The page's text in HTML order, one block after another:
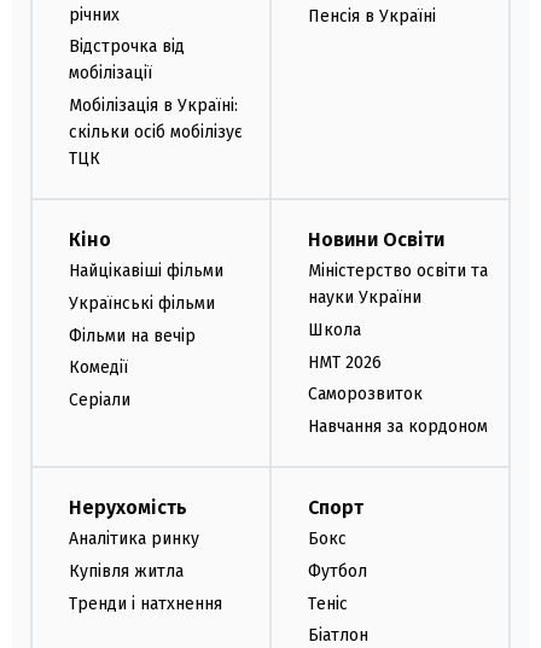
річних
Відстрочка від
мобілізації
Мобілізація в Україні:
скільки осіб мобілізує
ТЦК
Пенсія в Україні
Кіно
Найцікавіші фільми
Українські фільми
Фільми на вечір
Комедії
Серіали
Новини Освіти
Міністерство освіти та
науки України
Школа
НМТ 2026
Саморозвиток
Навчання за кордоном
Нерухомість
Аналітика ринку
Купівля житла
Тренди і натхнення
Спорт
Бокс
Футбол
Теніс
Біатлон